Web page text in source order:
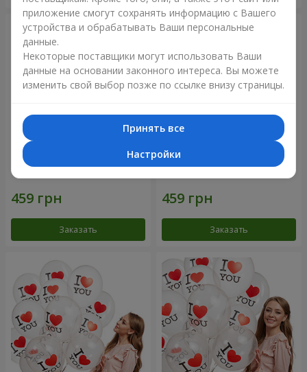
Коллекция шариков
"Смайлики" - 5 шариков
Заказать
Коллекция шариков
Заказать
приложение смогут сохранять информацию с Вашего
устройства и обрабатывать Ваши персональные
данные.
Некоторые поставщики могут использовать Ваши
данные на основании законного интереса. Вы можете
изменить свой выбор позже по ссылке внизу страницы.
Принять все
Настройки